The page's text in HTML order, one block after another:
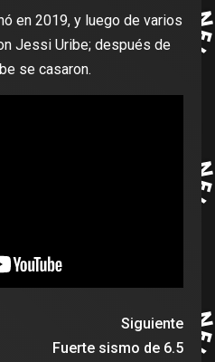
en 2019, y luego de varios
Jessi Uribe; después de
se casaron.
Siguiente
Fuerte sismo de 6.5